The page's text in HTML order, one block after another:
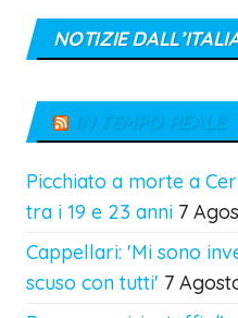
NOTIZIE
IN TEMPO REALE
Picchiato a morte a
tra i 19 e 23 anni 7
Cappellari: 'Mi sono
scuso con tutti' 7